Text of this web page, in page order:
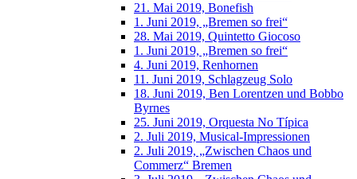
21. Mai 2019, Bonefish
1. Juni 2019, „Bremen so frei“
28. Mai 2019, Quintetto Giocoso
1. Juni 2019, „Bremen so frei“
4. Juni 2019, Renhornen
11. Juni 2019, Schlagzeug Solo
18. Juni 2019, Ben Lorentzen und Bobbo
Byrnes
25. Juni 2019, Orquesta No Típica
2. Juli 2019, Musical-Impressionen
2. Juli 2019, „Zwischen Chaos und
Commerz“ Bremen